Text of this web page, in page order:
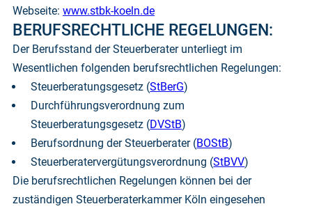
Webseite: www.stbk-koeln.de
BERUFSRECHTLICHE REGELUNGEN:
Der Berufsstand der Steuerberater unterliegt im
Wesentlichen folgenden berufsrechtlichen Regelungen:
Steuerberatungsgesetz (StBerG)
Durchführungsverordnung zum
Steuerberatungsgesetz (DVStB)
Berufsordnung der Steuerberater (BOStB)
Steuerberatervergütungsverordnung (StBVV)
Die berufsrechtlichen Regelungen können bei der
zuständigen Steuerberaterkammer Köln eingesehen